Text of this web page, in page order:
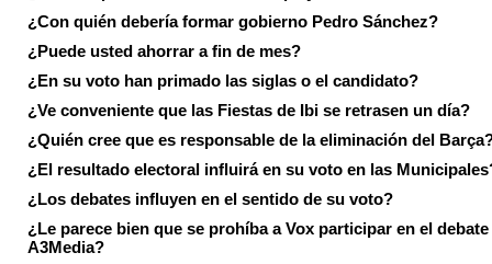
¿Con quién debería formar gobierno Pedro Sánchez?
¿Puede usted ahorrar a fin de mes?
¿En su voto han primado las siglas o el candidato?
¿Ve conveniente que las Fiestas de Ibi se retrasen un día?
¿Quién cree que es responsable de la eliminación del
¿El resultado electoral influirá en su voto en las
¿Los debates influyen en el sentido de su voto?
¿Le parece bien que se prohíba a Vox participar en el debate
A3Media?